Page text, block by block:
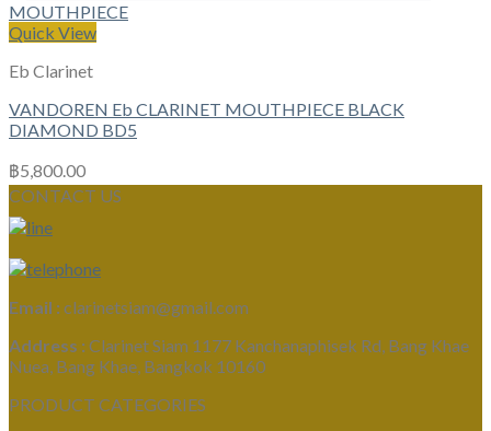
Quick View
Eb Clarinet
VANDOREN Eb CLARINET MOUTHPIECE BLACK
DIAMOND BD5
฿5,800.00
CONTACT US
Email : clarinetsiam@gmail.com
Address : Clarinet Siam 1177 Kanchanaphisek Rd, Bang Khae
Nuea, Bang Khae, Bangkok 10160
PRODUCT CATEGORIES